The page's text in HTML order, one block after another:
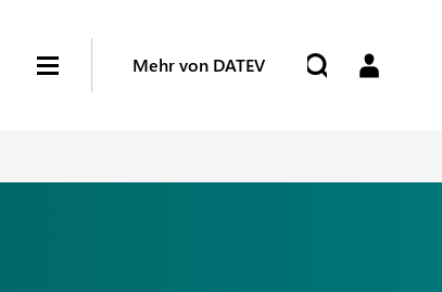
Mehr von DATEV